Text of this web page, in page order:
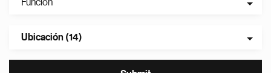
Función
Ubicación (14)